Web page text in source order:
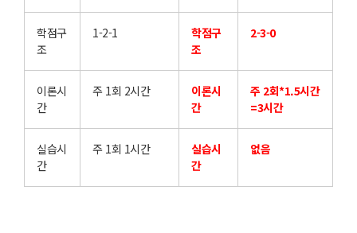
학점구
조
1-2-1
학점구
조
2-3-0
이론시
간
주 1회 2시간
이론시
간
주 2회*1.5시간
=3시간
실습시
간
주 1회 1시간
실습시
간
없음